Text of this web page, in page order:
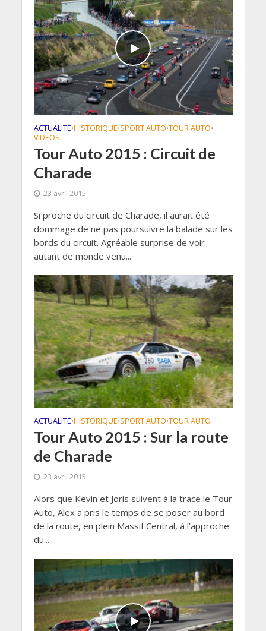
ACTUALITÉ•HISTORIQUE•SPORT AUTO•TOUR AUTO•
VIDÉOS
Tour Auto 2015 : Circuit de
Charade
23 avril 2015
Si proche du circuit de Charade, il aurait été
dommage de ne pas poursuivre la balade sur les
bords du circuit. Agréable surprise de voir
autant de monde venu...
ACTUALITÉ•HISTORIQUE•SPORT AUTO•TOUR AUTO
Tour Auto 2015 : Sur la route
de Charade
23 avril 2015
Alors que Kevin et Joris suivent à la trace le Tour
Auto, Alex a pris le temps de se poser au bord
de la route, en plein Massif Central, à l’approche
du...